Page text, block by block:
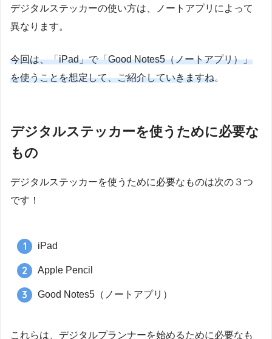
デジタルステッカーの使い方は、ノートアプリによって
異なります。
今回は、「iPad」で「Good Notes5（ノートアプリ）」
を使うことを想定して、ご紹介していきますね。
デジタルステッカーを使うために必要な
もの
デジタルステッカーを使うために必要なものは次の３つ
です！
iPad
Apple Pencil
Good Notes5（ノートアプリ）
これらは、デジタルプランナーを始めるために必要なも